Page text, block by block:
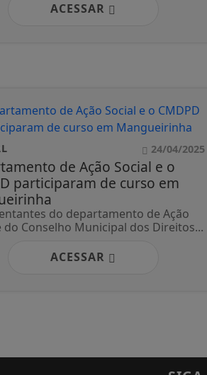
ACESSAR
24/04/2025
de Ação Social e o
participaram de curso em
do departamento de Ação
do Conselho Municipal dos Direitos...
ACESSAR